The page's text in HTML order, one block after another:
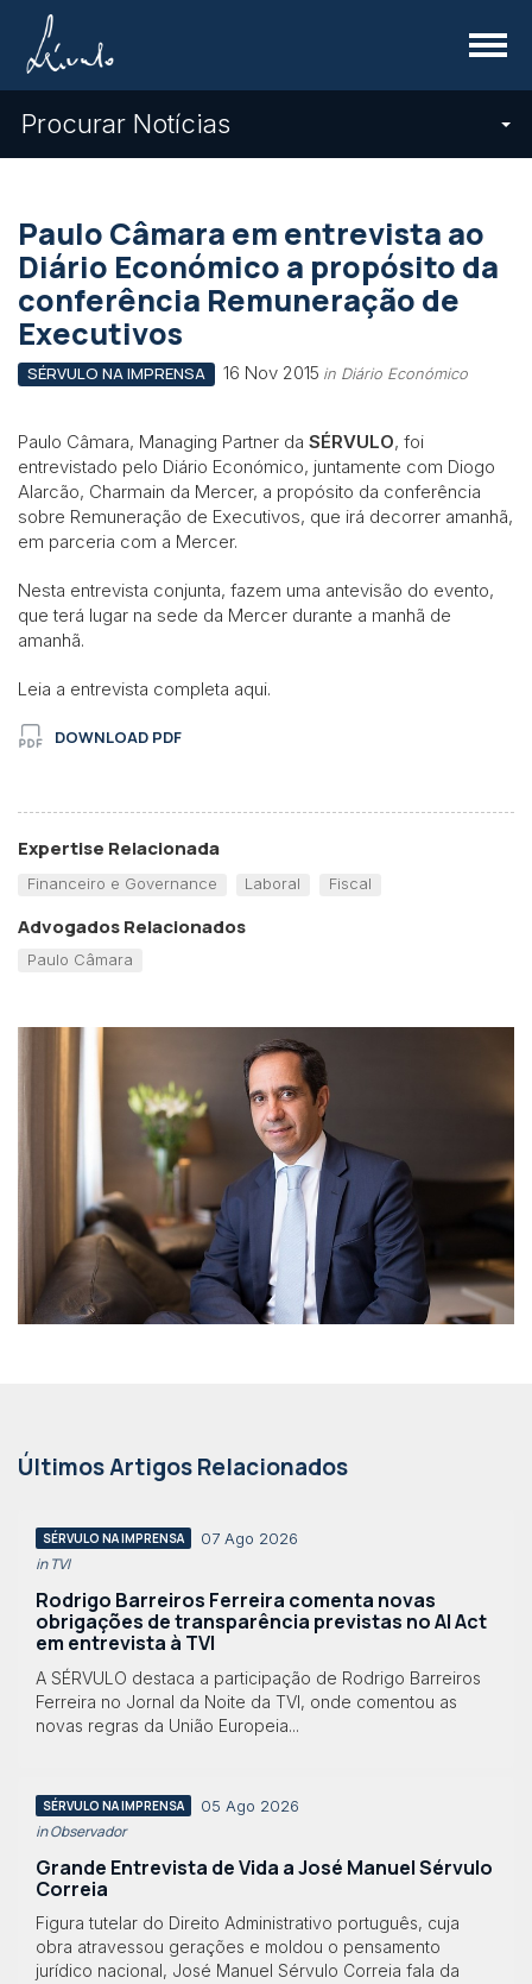
Menu
Procurar Notícias
Paulo Câmara em entrevista ao
Diário Económico a propósito da
conferência Remuneração de
Executivos
SÉRVULO NA IMPRENSA 16 Nov 2015 in Diário Económico
Paulo Câmara, Managing Partner da SÉRVULO, foi
entrevistado pelo Diário Económico, juntamente com Diogo
Alarcão, Charmain da Mercer, a propósito da conferência
sobre Remuneração de Executivos, que irá decorrer amanhã,
em parceria com a Mercer.
Nesta entrevista conjunta, fazem uma antevisão do evento,
que terá lugar na sede da Mercer durante a manhã de
amanhã.
Leia a entrevista completa aqui.
DOWNLOAD PDF
Expertise Relacionada
Financeiro e Governance Laboral Fiscal
Advogados Relacionados
Paulo Câmara
Últimos Artigos Relacionados
SÉRVULO NA IMPRENSA 07 Ago 2026
in TVI
Rodrigo Barreiros Ferreira comenta novas
obrigações de transparência previstas no AI Act
em entrevista à TVI
A SÉRVULO destaca a participação de Rodrigo Barreiros
Ferreira no Jornal da Noite da TVI, onde comentou as
novas regras da União Europeia...
SÉRVULO NA IMPRENSA 05 Ago 2026
in Observador
Grande Entrevista de Vida a José Manuel Sérvulo
Correia
Figura tutelar do Direito Administrativo português, cuja
obra atravessou gerações e moldou o pensamento
jurídico nacional, José Manuel Sérvulo Correia fala da